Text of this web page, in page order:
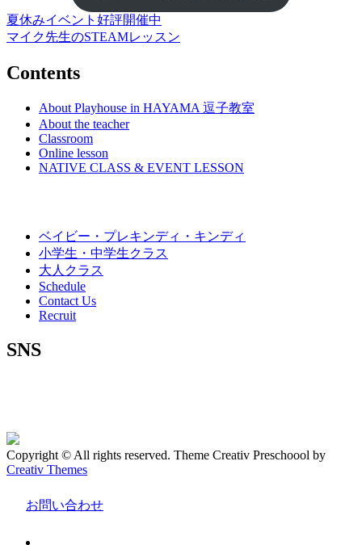
投
稿
ナ
夏休みイベント好評開催中
マイク先生のSTEAMレッスン
Contents
About Playhouse in HAYAMA 逗子教室
About the teacher
Classroom
Online lesson
NATIVE CLASS & EVENT LESSON
ベイビー・プレキンディ・キンディ
小学生・中学生クラス
大人クラス
Schedule
Contact Us
Recruit
SNS
Copyright © All rights reserved. Theme Creativ Preschoool by
Creativ Themes
お問い合わせ